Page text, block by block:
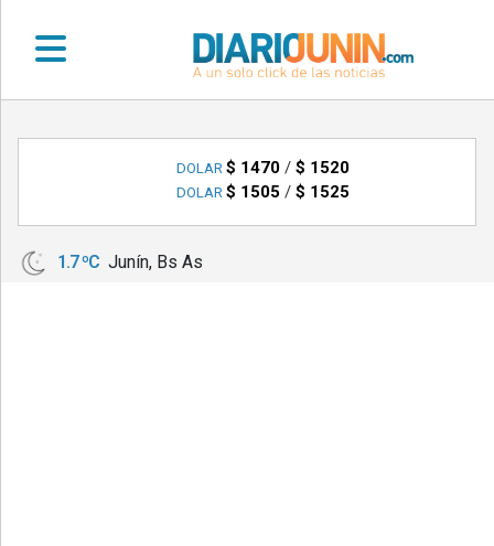
•
LOCALES
•
DOLAR $ 1470/ $ 1520
DOLAR $ 1505 / $ 1525
1.7 ºC Junín, Bs As